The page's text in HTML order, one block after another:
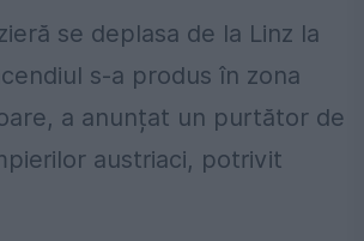
se deplasa de la Linz la
s-a produs în zona
a anunțat un purtător de
austriaci, potrivit